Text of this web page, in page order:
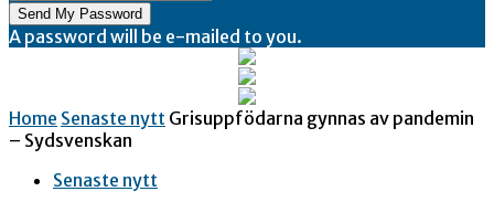
A password will be e-mailed to you.
Home Senaste nytt Grisuppfödarna gynnas av pandemin
– Sydsvenskan
Senaste nytt